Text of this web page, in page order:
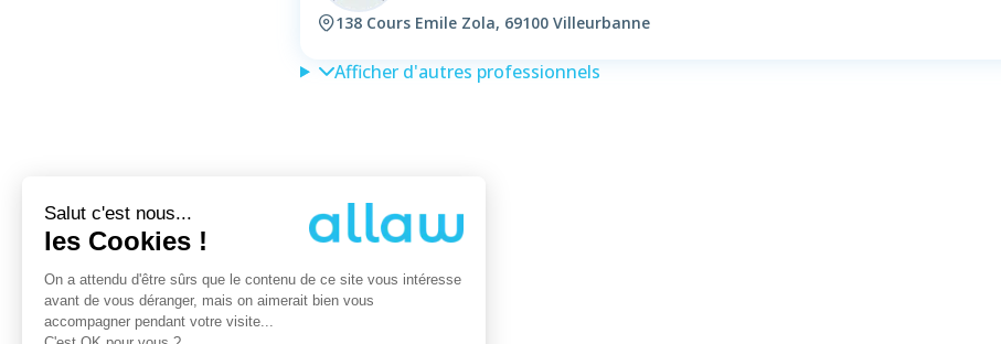
138 Cours Emile Zola, 69100 Villeurbanne
Afficher d'autres professionnels